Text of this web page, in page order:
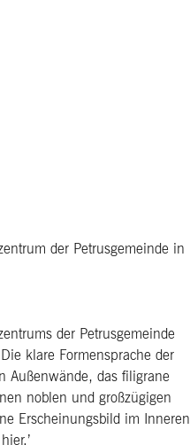
der Petrusgemeinde in
der Petrusgemeinde
klare Formensprache der
Außenwände, das filigrane
noblen und großzügigen
Erscheinungsbild im Inneren